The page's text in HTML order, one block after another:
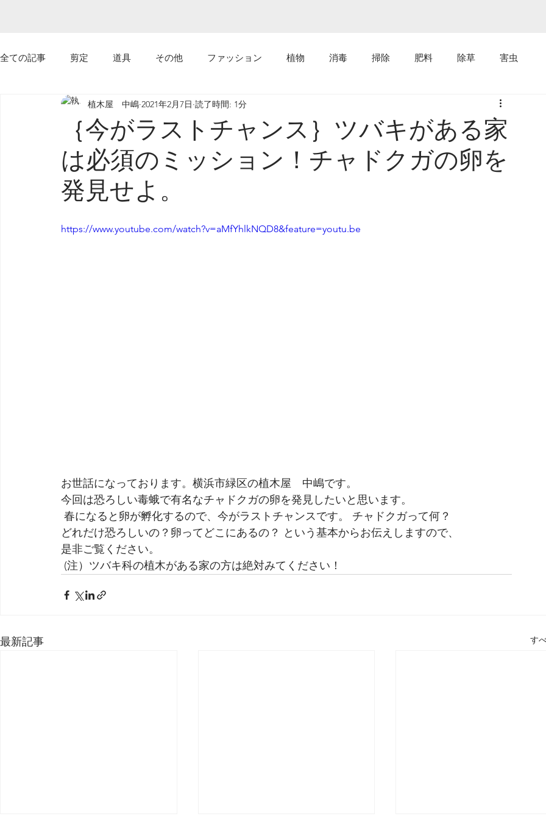
全ての記事 剪定 道具 その他 ファッション 植物 消毒 掃除 肥料 除草 害虫
ｙｏｕｔｕｂｅ 植えてはいけない植物
｛今がラストチャンス｝ツバキがある家
は必須のミッション！チャドクガの卵を
発見せよ。
植木屋 中嶋 2021年2月7日 読了時間: 1分
https://www.youtube.com/watch?v=aMfYhlkNQD8&feature=youtu.be
お世話になっております。横浜市緑区の植木屋　中嶋です。
今回は恐ろしい毒蛾で有名なチャドクガの卵を発見したいと思います。
春になると卵が孵化するので、今がラストチャンスです。 チャドクガって何？
どれだけ恐ろしいの？卵ってどこにあるの？ という基本からお伝えしますので、
是非ご覧ください。
(注）ツバキ科の植木がある家の方は絶対みてください！
最新記事 す